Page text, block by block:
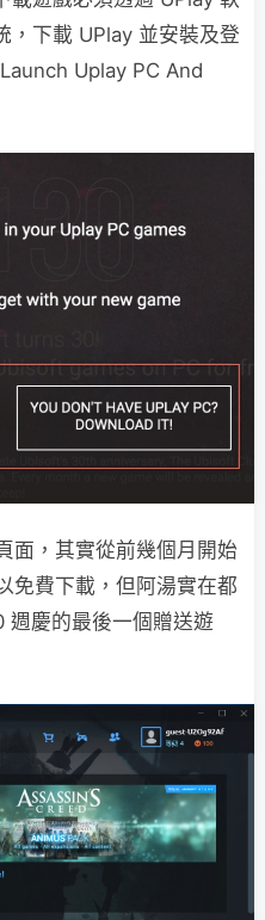
，下載 UPlay 並安裝及登
Uplay PC And
面，其實從前幾個月開始
免費下載，但阿湯實在都
週慶的最後一個贈送遊